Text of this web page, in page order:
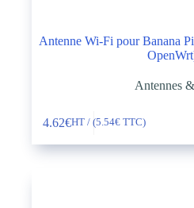
Antenne Wi-Fi pour Banana
Antennes
4.62€HT / (5.54€TTC)